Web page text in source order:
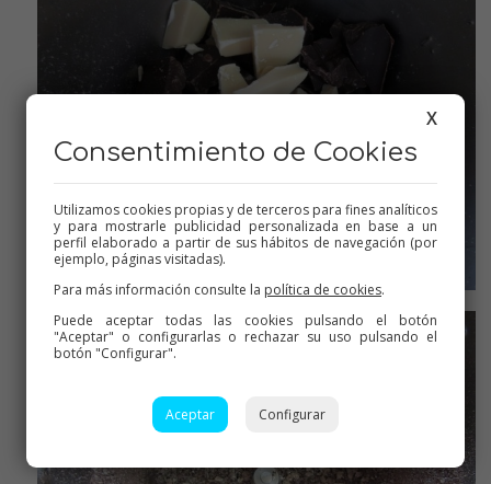
Moler los chocolates
X
Consentimiento de Cookies
Utilizamos cookies propias y de terceros para fines analíticos
y para mostrarle publicidad personalizada en base a un
perfil elaborado a partir de sus hábitos de navegación (por
ejemplo, páginas visitadas).
Para más información consulte la política de cookies.
Puede aceptar todas las cookies pulsando el botón
"Aceptar" o configurarlas o rechazar su uso pulsando el
botón "Configurar".
Aceptar Configurar